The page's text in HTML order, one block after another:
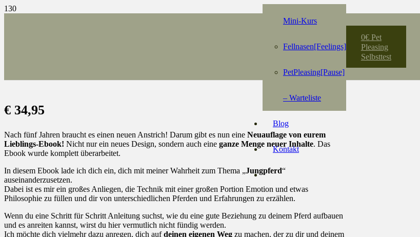
Mini-Kurs
Fellnasen[Feelings]
PetPleasing[Pause]
– Warteliste
Blog
Kontakt
0€ Pet
Pleasing
Selbsttest
€ 34,95
Nach fünf Jahren braucht es einen neuen Anstrich! Darum gibt es nun eine Neuauflage von eurem
Lieblings-Ebook! Nicht nur ein neues Design, sondern auch eine ganze Menge neuer Inhalte. Das
Ebook wurde komplett überarbeitet.
In diesem Ebook lade ich dich ein, dich mit meiner Wahrheit zum Thema „Jungpferd“
auseinanderzusetzen.
Dabei ist es mir ein großes Anliegen, die Technik mit einer großen Portion Emotion und etwas
Philosophie zu füllen und dir von unterschiedlichen Pferden und Erfahrungen zu erzählen.
Wenn du eine Schritt für Schritt Anleitung suchst, wie du eine gute Beziehung zu deinem Pferd aufbauen
und es anreiten kannst, wirst du hier vermutlich nicht fündig werden.
Ich möchte dich vielmehr dazu anregen, dich aufdeinen eigenen Weg zu machen, der zu dir und deinem